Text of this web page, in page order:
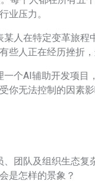
业压力。
人在特定变革旅程
些人正在经历挫折
个AI辅助开发项目
你无法控制的因素影
团队及组织生态复
是怎样的景象？